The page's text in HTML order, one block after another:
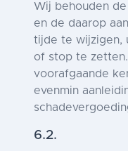
Wij behouden
en de daarop
tijde te wijzigen,
of stop te
voorafgaande
evenmin
6.2.